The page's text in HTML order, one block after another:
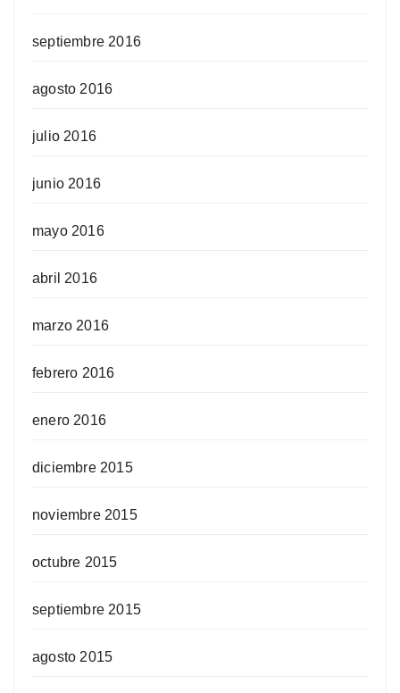
septiembre 2016
agosto 2016
julio 2016
junio 2016
mayo 2016
abril 2016
marzo 2016
febrero 2016
enero 2016
diciembre 2015
noviembre 2015
octubre 2015
septiembre 2015
agosto 2015